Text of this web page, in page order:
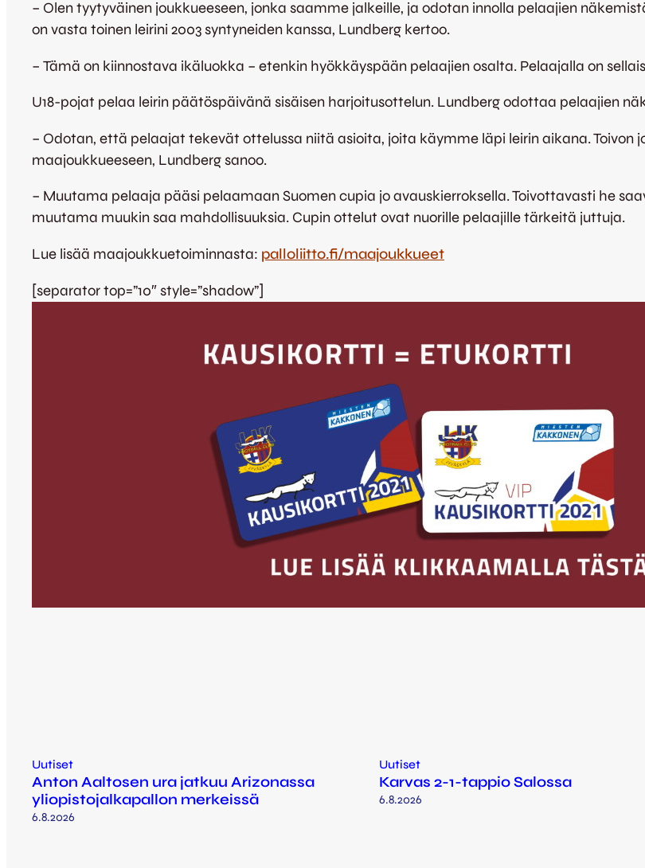
– Olen tyytyväinen joukkueeseen, jonka saamme jalkeille, ja odotan innolla pelaajien
on vasta toinen leirini 2003 syntyneiden kanssa, Lundberg kertoo.
– Tämä on kiinnostava ikäluokka – etenkin hyökkäyspään pelaajien osalta. Pelaajalla on
U18-pojat pelaa leirin päätöspäivänä sisäisen harjoitusottelun. Lundberg odottaa pelaajien
– Odotan, että pelaajat tekevät ottelussa niitä asioita, joita käymme läpi leirin aikana.
maajoukkueeseen, Lundberg sanoo.
– Muutama pelaaja pääsi pelaamaan Suomen cupia jo avauskierroksella. Toivottavasti he
muutama muukin saa mahdollisuuksia. Cupin ottelut ovat nuorille pelaajille tärkeitä juttuja.
Lue lisää maajoukkuetoiminnasta: palloliitto.fi/maajoukkueet
[separator top=”10″ style=”shadow”]
Uutiset
Anton Aaltosen ura jatkuu Arizonassa
yliopistojalkapallon merkeissä
6.8.2026
Uutiset
Karvas 2-1-tappio Salossa
6.8.2026